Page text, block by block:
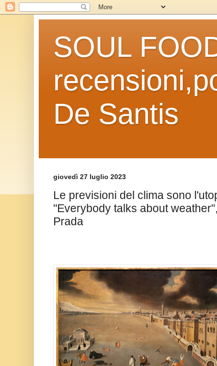
SOUL
De Santis
giovedì 27 luglio 2023
Le previsioni del clima sono
"Everybody talks about
Prada